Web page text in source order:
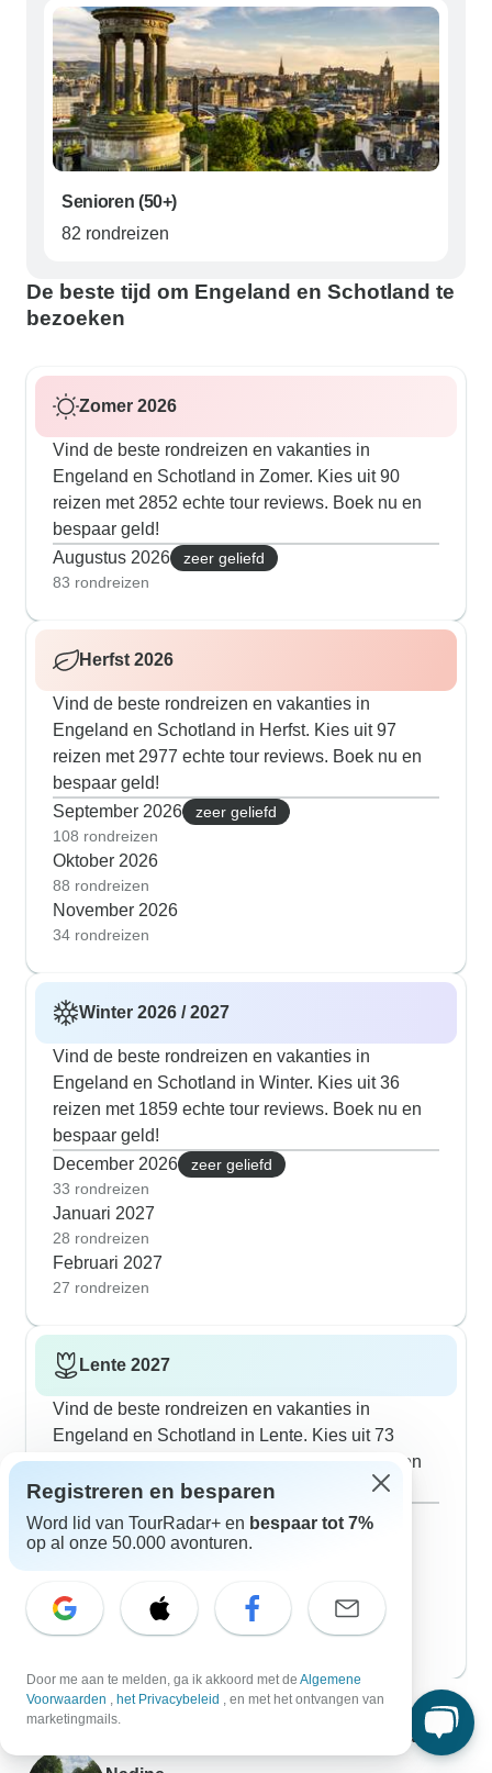
Senioren (50+)
82 rondreizen
De beste tijd om Engeland en Schotland te
bezoeken
Zomer 2026
Vind de beste rondreizen en vakanties in
Engeland en Schotland in Zomer. Kies uit 90
reizen met 2852 echte tour reviews. Boek nu en
bespaar geld!
Augustus 2026
zeer geliefd
83 rondreizen
Herfst 2026
Vind de beste rondreizen en vakanties in
Engeland en Schotland in Herfst. Kies uit 97
reizen met 2977 echte tour reviews. Boek nu en
bespaar geld!
September 2026
zeer geliefd
108 rondreizen
Oktober 2026
88 rondreizen
November 2026
34 rondreizen
Winter 2026 / 2027
Vind de beste rondreizen en vakanties in
Engeland en Schotland in Winter. Kies uit 36
reizen met 1859 echte tour reviews. Boek nu en
bespaar geld!
December 2026
zeer geliefd
33 rondreizen
Januari 2027
28 rondreizen
Februari 2027
27 rondreizen
Lente 2027
Vind de beste rondreizen en vakanties in
Engeland en Schotland in Lente. Kies uit 73
reizen met 2966 echte tour reviews. Boek nu en
bespaar geld!
Maart 2027
47 rondreizen
Mei 2027
zeer geliefd
78 rondreizen
Neem contact op met onze reisexperts op
het gebied van Engeland en Schotland
Registreren en besparen
Word lid van TourRadar+ en bespaar tot 7%
op al onze 50.000 avonturen.
Door me aan te melden, ga ik akkoord met de Algemene
Voorwaarden , het Privacybeleid , en met het ontvangen van
marketingmails.